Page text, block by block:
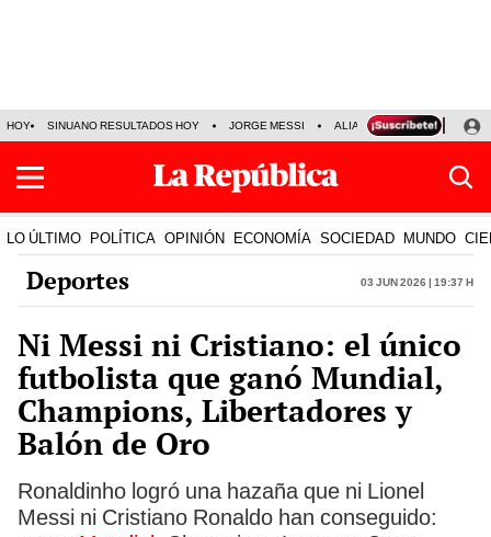
HOY SINUANO RESULTADOS HOY JORGE MESSI ALIANZA LIMA VS SPORT
LO ÚLTIMO POLÍTICA OPINIÓN ECONOMÍA SOCIEDAD MUNDO
Deportes 03 Jun 2026 | 19:37 h
Ni Messi ni Cristiano: el único
futbolista que ganó Mundial,
Champions, Libertadores y
Balón de Oro
Ronaldinho logró una hazaña que ni Lionel
Messi ni Cristiano Ronaldo han conseguido: